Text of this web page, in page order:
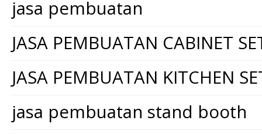
jasa pembuatan
JASA PEMBUATAN CABINET
JASA PEMBUATAN KITCHEN
jasa pembuatan stand booth